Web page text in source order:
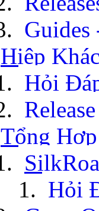
Hiệp
Hỏi
Release
Tổng
Hỏi